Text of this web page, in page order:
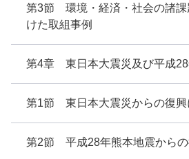
第3節 環境・経済・社会の諸課
けた取組事例
第4章 東日本大震災及び平成28
第1節 東日本大震災からの復興
第2節 平成28年熊本地震からの